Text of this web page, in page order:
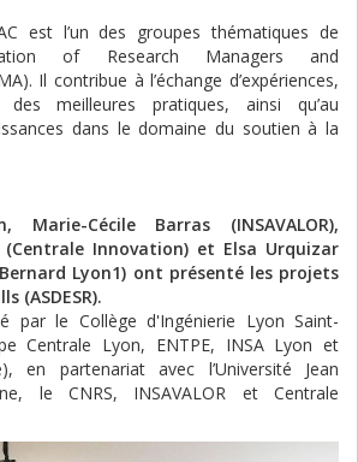
est l’un des groupes thématiques de
of Research Managers and
Il contribue à l’échange d’expériences,
des meilleures pratiques, ainsi qu’au
dans le domaine du soutien à la
Cécile Barras (INSAVALOR),
(Centrale Innovation) et Elsa Urquizar
Lyon1) ont présenté les projets
(ASDESR).
par le Collège d'Ingénierie Lyon Saint-
Centrale Lyon, ENTPE, INSA Lyon et
en partenariat avec l’Université Jean
le CNRS, INSAVALOR et Centrale